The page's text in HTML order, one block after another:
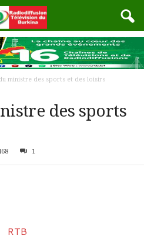
ministre des sports et des loisirs
des sports
1